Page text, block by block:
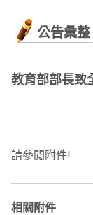
公告彙整
教育部部長致
請參閱附件!
相關附件